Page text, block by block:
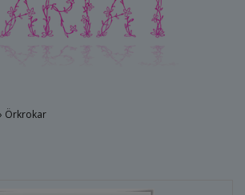
› Örkrokar